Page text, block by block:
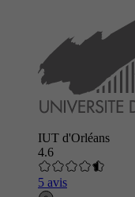
IUT d'Orléans
4.6
5 avis